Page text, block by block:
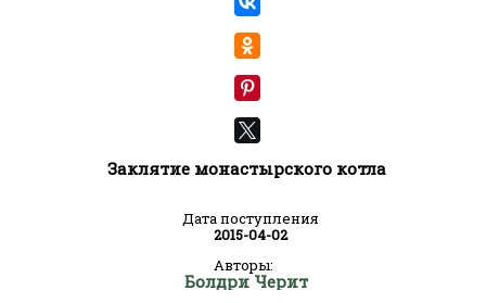
Заклятие монастырского котла
Дата поступления
2015-04-02
Авторы:
Болдри Черит